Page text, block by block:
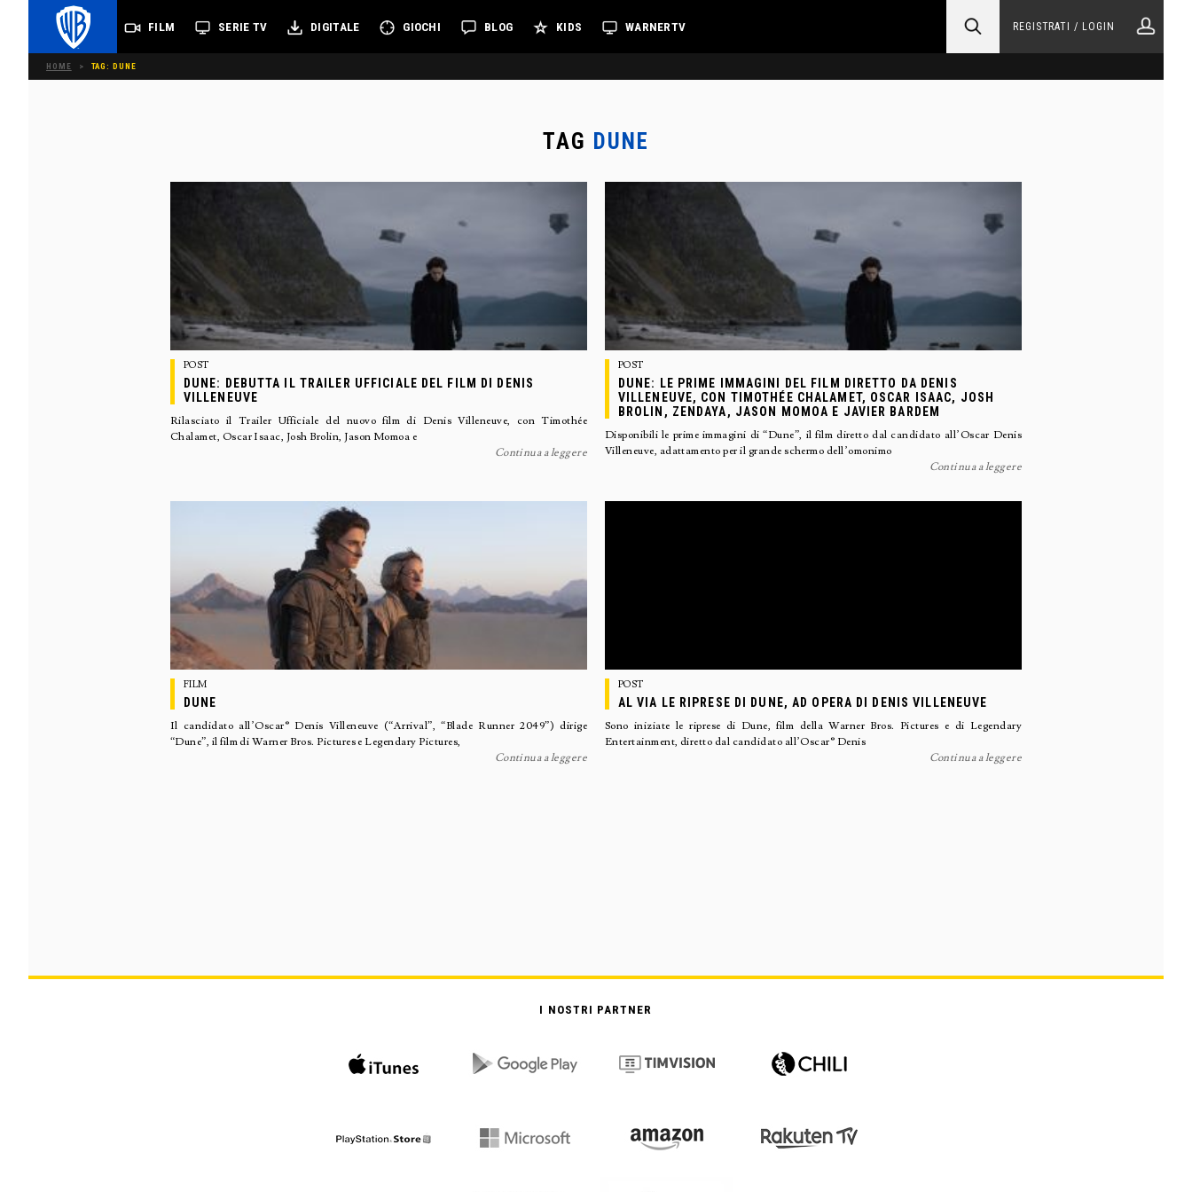
FILM SERIE TV DIGITALE GIOCHI BLOG KIDS WARNERTV REGISTRATI / LOGIN
HOME > TAG: DUNE
TAG DUNE
POST
DUNE: DEBUTTA IL TRAILER UFFICIALE DEL FILM DI DENIS
VILLENEUVE
Rilasciato il Trailer Ufficiale del nuovo film di Denis Villeneuve, con Timothée
Chalamet, Oscar Isaac, Josh Brolin, Jason Momoa e
Continua a leggere
POST
DUNE: LE PRIME IMMAGINI DEL FILM DIRETTO DA DENIS
VILLENEUVE, CON TIMOTHÉE CHALAMET, OSCAR ISAAC, JOSH
BROLIN, ZENDAYA, JASON MOMOA E JAVIER BARDEM
Disponibili le prime immagini di “Dune”, il film diretto dal candidato all’Oscar Denis
Villeneuve, adattamento per il grande schermo dell’omonimo
Continua a leggere
FILM
DUNE
Il candidato all’Oscar® Denis Villeneuve (“Arrival”, “Blade Runner 2049”) dirige
“Dune”, il film di Warner Bros. Pictures e Legendary Pictures,
Continua a leggere
POST
AL VIA LE RIPRESE DI DUNE, AD OPERA DI DENIS VILLENEUVE
Sono iniziate le riprese di Dune, film della Warner Bros. Pictures e di Legendary
Entertainment, diretto dal candidato all’Oscar® Denis
Continua a leggere
I NOSTRI PARTNER